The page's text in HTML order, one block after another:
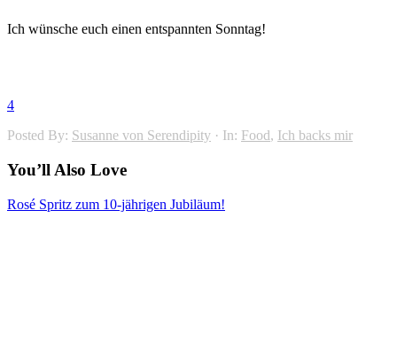
Ich wünsche euch einen entspannten Sonntag!
4
Posted By: Susanne von Serendipity · In: Food, Ich backs mir
You’ll Also Love
Rosé Spritz zum 10-jährigen Jubiläum!